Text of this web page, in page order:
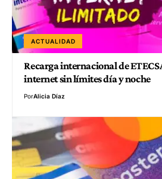
ACTUALIDAD
Recarga internacional de
internet sin límites día y noche
PorAlicia Díaz